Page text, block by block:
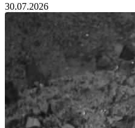
30.07.2026